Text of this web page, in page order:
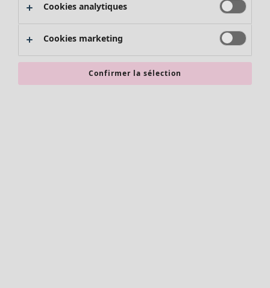
Promos SOLDES
Les promos de Gudrun Sjödén
Nouvel arrivage
Bonnes affaires en soldes - jusqu'à -70
Cookies analytiques
Cookies marketing
Confirmer la sélection